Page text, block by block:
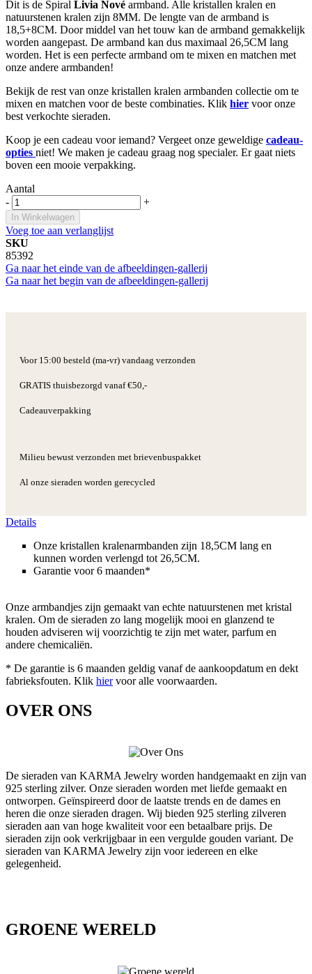
Dit is de Spiral Livia Nové armband. Alle kristallen kralen en
natuurstenen kralen zijn 8MM. De lengte van de armband is
18,5+8CM. Door middel van het touw kan de armband gemakkelijk
worden aangepast. De armband kan dus maximaal 26,5CM lang
worden. Het is een perfecte armband om te mixen en matchen met
onze andere armbanden!
Bekijk de rest van onze kristallen kralen armbanden collectie om te
mixen en matchen voor de beste combinaties. Klik hier voor onze
best verkochte sieraden.
Koop je een cadeau voor iemand? Vergeet onze geweldige cadeau-
opties niet! We maken je cadeau graag nog specialer. Er gaat niets
boven een mooie verpakking.
Aantal
-
+
In Winkelwagen
Voeg toe aan verlanglijst
SKU
85392
Ga naar het einde van de afbeeldingen-gallerij
Ga naar het begin van de afbeeldingen-gallerij
Voor 15:00 besteld (ma-vr) vandaag verzonden
GRATIS thuisbezorgd vanaf €50,-
Cadeauverpakking
Milieu bewust verzonden met brievenbuspakket
Al onze sieraden worden gerecycled
Details
Onze kristallen kralenarmbanden zijn 18,5CM lang en
kunnen worden verlengd tot 26,5CM.
Garantie voor 6 maanden*
Onze armbandjes zijn gemaakt van echte natuurstenen met kristal
kralen. Om de sieraden zo lang mogelijk mooi en glanzend te
houden adviseren wij voorzichtig te zijn met water, parfum en
andere chemicaliën.
* De garantie is 6 maanden geldig vanaf de aankoopdatum en dekt
fabrieksfouten. Klik hiervoor alle voorwaarden.
OVER ONS
De sieraden van KARMA Jewelry worden handgemaakt en zijn van
925 sterling zilver. Onze sieraden worden met liefde gemaakt en
ontworpen. Geïnspireerd door de laatste trends en de dames en
heren die onze sieraden dragen. Wij bieden 925 sterling zilveren
sieraden aan van hoge kwaliteit voor een betaalbare prijs. De
sieraden zijn ook verkrijgbaar in een vergulde gouden variant. De
sieraden van KARMA Jewelry zijn voor iedereen en elke
gelegenheid.
GROENE WERELD